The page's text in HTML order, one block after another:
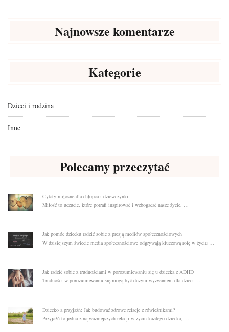
Najnowsze komentarze
Kategorie
Dzieci i rodzina
Inne
Polecamy przeczytać
Cytaty miłosne dla chłopca i dziewczynki
Miłość to uczucie, które potrafi inspirować i wzbogacać nasze życie, …
Jak pomóc dziecku radzić sobie z presją mediów społecznościowych
W dzisiejszym świecie media społecznościowe odgrywają kluczową rolę w życiu …
Jak radzić sobie z trudnościami w porozumiewaniu się u dziecka z ADHD
Trudności w porozumiewaniu się mogą być dużym wyzwaniem dla dzieci …
Dziecko a przyjaźń: Jak budować zdrowe relacje z rówieśnikami?
Przyjaźń to jedna z najważniejszych relacji w życiu każdego dziecka, …